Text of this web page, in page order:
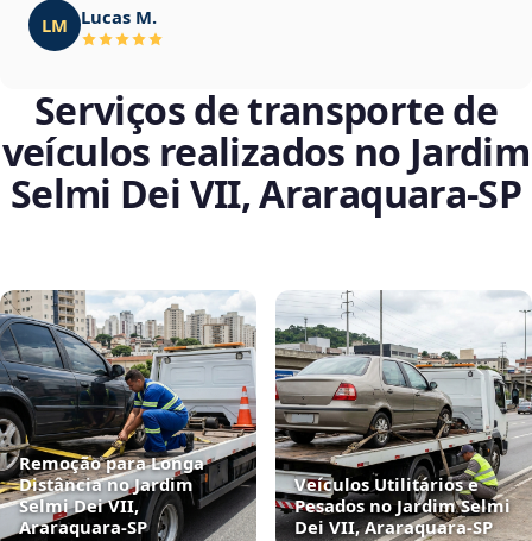
LM Lucas M.
Serviços de transporte de
veículos realizados no Jardim
Selmi Dei VII, Araraquara‑SP
Remoção para Longa
Distância no Jardim
Selmi Dei VII,
Araraquara‑SP
Veículos Utilitários e
Pesados no Jardim Selmi
Dei VII, Araraquara‑SP